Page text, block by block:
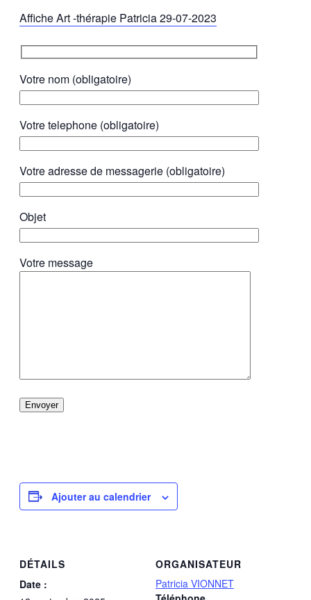
Affiche Art -thérapie Patricia 29-07-2023
Votre nom (obligatoire)
Votre telephone (obligatoire)
Votre adresse de messagerie (obligatoire)
Objet
Votre message
Ajouter au calendrier
DÉTAILS
Date :
ORGANISATEUR
Patricia VIONNET